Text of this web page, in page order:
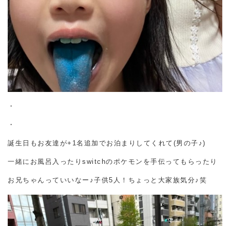
・
・
誕生日もお友達が+1名追加でお泊まりしてくれて(男の子♪)
一緒にお風呂入ったりswitchのポケモンを手伝ってもらったり
お兄ちゃんっていいなー♪子供5人！ちょっと大家族気分♪笑